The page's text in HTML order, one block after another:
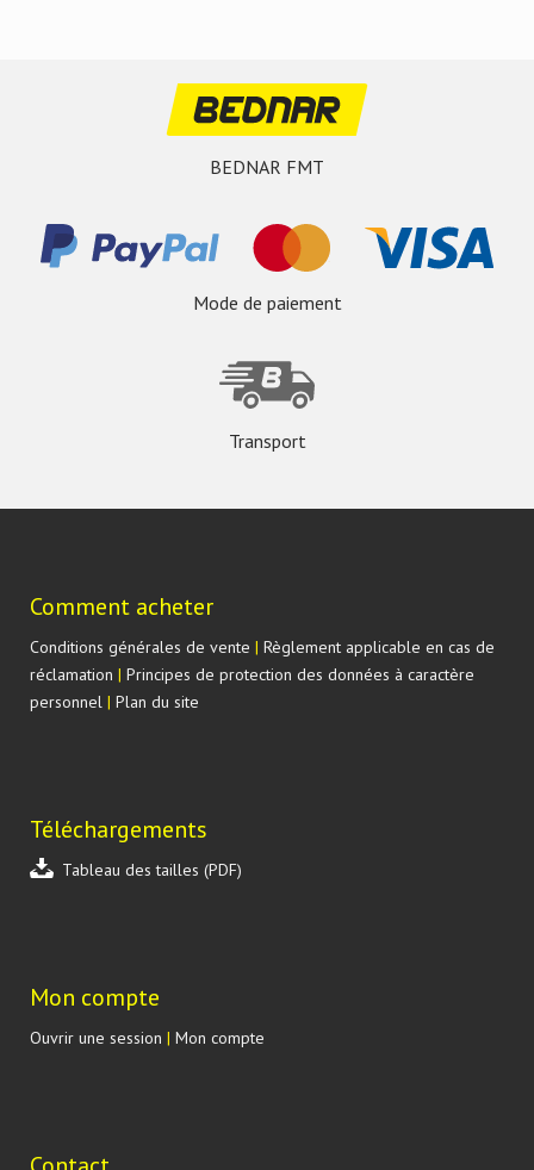
BEDNAR FMT
Mode de paiement
Transport
Comment acheter
Conditions générales de vente | Règlement applicable en cas de
réclamation | Principes de protection des données à caractère
personnel | Plan du site
Téléchargements
Tableau des tailles (PDF)
Mon compte
Ouvrir une session | Mon compte